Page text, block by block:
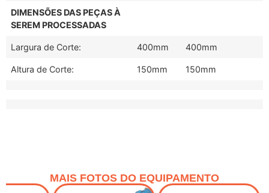
DIMENSÕES DAS PEÇAS À
SEREM PROCESSADAS
Largura de Corte: 400mm 400mm
Altura de Corte: 150mm 150mm
MAIS FOTOS DO EQUIPAMENTO